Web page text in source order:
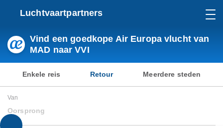
Luchtvaartpartners
Vind een goedkope Air Europa vlucht van
MAD naar VVI
Enkele reis Retour Meerdere steden
Van
Oorsprong